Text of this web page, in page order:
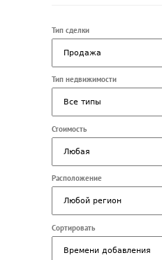
Тип сделки
Тип недвижимости
Стоимость
Расположение
Сортировать